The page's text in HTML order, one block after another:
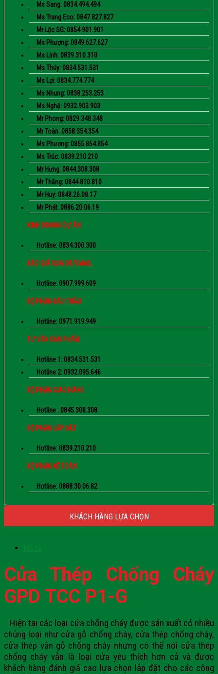
Ms Sang: 0834.494.494
Ms Trang Eco: 0847.827.827
Mr Lộc SG: 0854.901.901
Ms Phượng: 0849.627.627
Ms Linh: 0839.310.310
Ms Thúy: 0834.531.531
Ms Lợi: 0834.774.774
Ms Nhung: 0838.253.253
Ms Nghệ: 0932.903.903
Mr Phong: 0829.348.348
Mr Toàn: 0858.354.354
Ms Phương: 0855.854.854
Ms Trúc: 0839.210.210
Mr Hưng: 0844.308.308
Mr Thắng: 0844.810.810
Mr Huy: 0848.26.08.17
Mr Phát: 0886.20.06.19
KINH DOANH DỰ ÁN
Hotline: 0834.300.300
BÁO GIÁ QUA ĐT/EMAIL
Hotline: 0907.999.609
BỘ PHẬN ĐẤU THẦU
Hotline: 0971.919.949
TƯ VẤN SẢN PHẨM
Hotline 1: 0834.531.531
Hotline 2: 0932.095.646
BỘ PHẬN GIAO HÀNG
Hotline : 0845.308.308
BỘ PHẬN LẮP ĐẶT
Hotline: 0839.210.210
BỘ PHẬN KẾ TOÁN
Hotline: 0888.30.06.82
KHÁCH HÀNG LỰA CHỌN
Cửa Thép Chống Cháy
GPD TCC P1-G
Hiện tại các loại cửa chống cháyđược sản xuất có nhiều
chủng loại như cửa gỗ chống cháy, cửa thép chống cháy,
cửa thép vân gỗ chống cháy nhưng có thể nói cửa thép
chống cháy vẫn là loại cửa yêu thích hơn cả và được
khách hàng đánh giá cao lựa chọn lắp đặt cho các công